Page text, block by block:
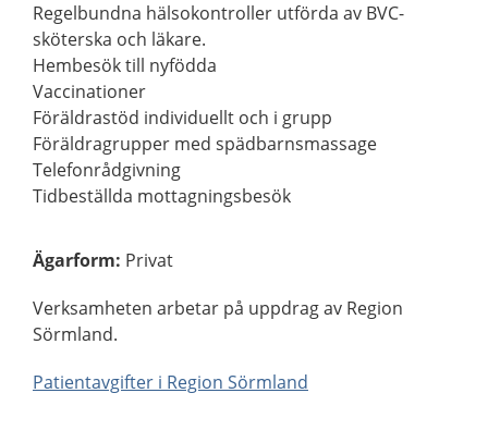
Regelbundna hälsokontroller utförda av BVC-
sköterska och läkare.
Hembesök till nyfödda
Vaccinationer
Föräldrastöd individuellt och i grupp
Föräldragrupper med spädbarnsmassage
Telefonrådgivning
Tidbeställda mottagningsbesök
Ägarform: Privat
Verksamheten arbetar på uppdrag av Region
Sörmland.
Patientavgifter i Region Sörmland